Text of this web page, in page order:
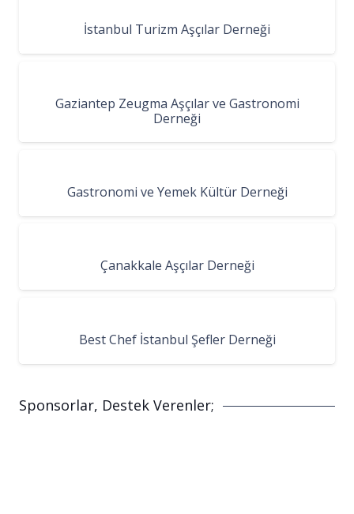
İstanbul Turizm Aşçılar Derneği
Gaziantep Zeugma Aşçılar ve Gastronomi
Derneği
Gastronomi ve Yemek Kültür Derneği
Çanakkale Aşçılar Derneği
Best Chef İstanbul Şefler Derneği
Sponsorlar, Destek Verenler;